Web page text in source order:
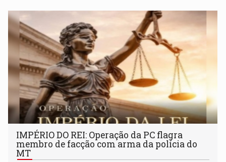
IMPÉRIO DO REI: Operação da PC flagra
membro de facção com arma da polícia do
MT